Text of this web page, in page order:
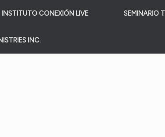
INSTITUTO CONEXIÓN LIVE SEMINARIO
INC.